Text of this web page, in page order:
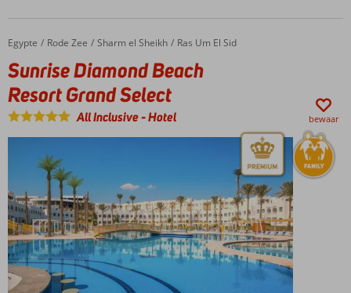
kinderen
Home
Egypte Rode Zee Sharm el Sheikh Ras Um El Sid
Sunrise Diamond Beach Resort Grand Select
Sunrise Diamond Beach
Resort Grand Select
All Inclusive-Hotel bewaar